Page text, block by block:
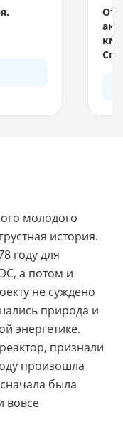
км
молодого
история.
году для
а потом и
не суждено
природа и
энергетике.
признали
произошла
была
вовсе